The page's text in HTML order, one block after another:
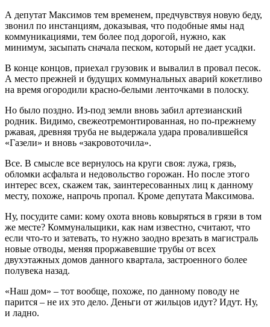
А депутат Максимов тем временем, предчувствуя новую беду,
звонил по инстанциям, доказывая, что подобные ямы над
коммуникациями, тем более под дорогой, нужно, как
минимум, засыпать сначала песком, который не дает усадки.
В конце концов, приехал грузовик и вывалил в провал песок.
А место прежней и будущих коммунальных аварий кокетливо
на время огородили красно-белыми ленточками в полоску.
Но было поздно. Из-под земли вновь забил артезианский
родник. Видимо, свежеотремонтированная, но по-прежнему
ржавая, древняя труба не выдержала удара провалившейся
«Газели» и вновь «закровоточила».
Все. В смысле все вернулось на круги своя: лужа, грязь,
обломки асфальта и недовольство горожан. Но после этого
интерес всех, скажем так, заинтересованных лиц к данному
месту, похоже, напрочь пропал. Кроме депутата Максимова.
Ну, посудите сами: кому охота вновь ковыряться в грязи в том
же месте? Коммунальщики, как нам известно, считают, что
если что-то и затевать, то нужно заодно врезать в магистраль
новые отводы, меняя проржавевшие трубы от всех
двухэтажных домов данного квартала, застроенного более
полувека назад.
«Наш дом» – тот вообще, похоже, по данному поводу не
парится – не их это дело. Деньги от жильцов идут? Идут. Ну,
и ладно.